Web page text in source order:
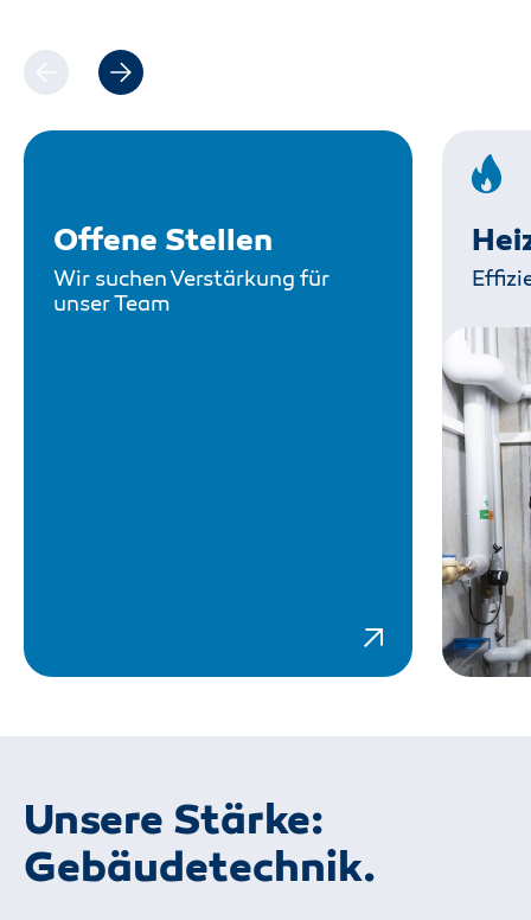
Offene Stellen
Wir suchen Verstärkung für
unser Team
Unsere Stärke:
Gebäudetechnik.